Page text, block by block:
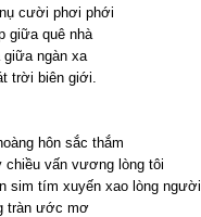
cười phơi phới
giữa quê nhà
giữa ngàn xa
trời biên giới.
hôn sắc thắm
chiều vấn vương lòng tôi
sim tím xuyến xao lòng người
tràn ước mơ